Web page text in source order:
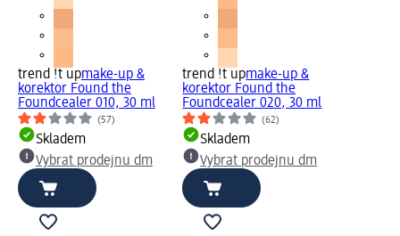
trend !t upmake-up &
korektor Found the
Foundcealer 010, 30 ml
(57)
Skladem
Vybrat prodejnu dm
trend !t upmake-up &
korektor Found the
Foundcealer 020, 30 ml
(62)
Skladem
Vybrat prodejnu dm